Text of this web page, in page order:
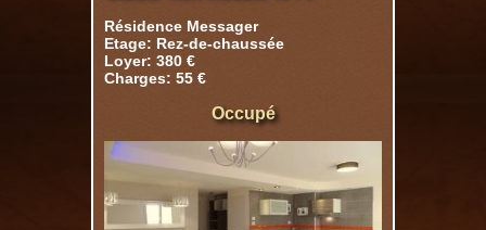
Résidence Messager
Etage: Rez-de-chaussée
Loyer: 380 €
Charges: 55 €
Occupé